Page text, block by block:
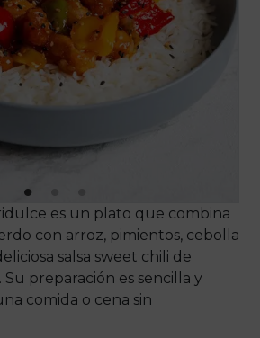
es un plato que combina
con arroz, pimientos, cebolla
salsa sweet chili de
Su preparación es sencilla y
comida o cena sin